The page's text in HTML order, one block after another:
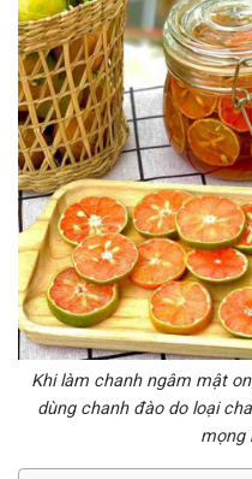
Khi làm chanh ngâm mật
dùng chanh đào do loại
mọng